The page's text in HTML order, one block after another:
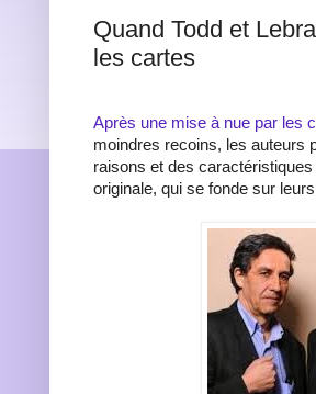
Quand Todd et
les cartes
Après une mise à nue par les
moindres recoins, les auteurs
raisons et des
originale, qui se fonde sur